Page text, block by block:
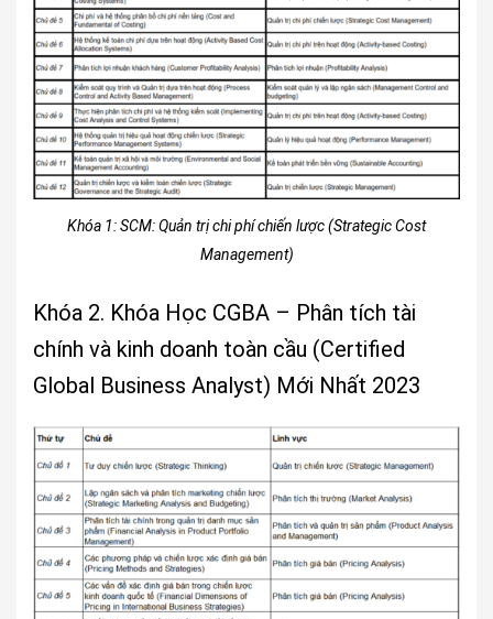
Khóa 1: SCM: Quản trị chi phí chiến lược (Strategic Cost
Management)
Khóa 2. Khóa Học CGBA – Phân tích tài
chính và kinh doanh toàn cầu (Certified
Global Business Analyst) Mới Nhất 2023